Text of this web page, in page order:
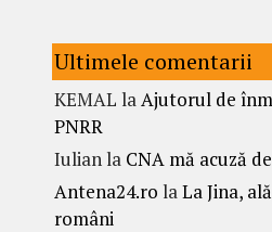
Ultimele comentarii
KEMAL laAjutorul de
PNRR
Iulianla CNA mă acuză
Antena24.ro laLa Jina,
români